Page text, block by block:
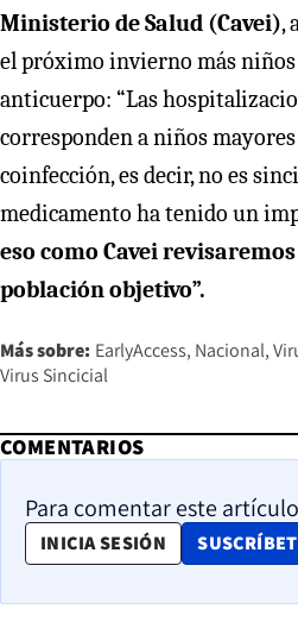
Ministerio de Salud (Cavei),
el próximo invierno más
anticuerpo: “Las
corresponden a niños
coinfección, es decir, no es
medicamento ha tenido un
eso como Cavei
población objetivo”.
Más sobre: EarlyAccess Nacional
Virus Sincicial
COMENTARIOS
Para comentar este
INICIA SESIÓN OPENS IN